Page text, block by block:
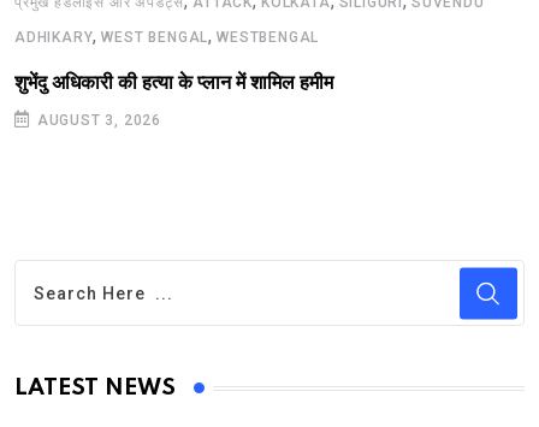
ADHIKARY,WEST BENGAL,WESTBENGAL
शुभेंदु अधिकारी की हत्या के प्लान में शामिल हमीम
AUGUST 3, 2026
LATEST NEWS